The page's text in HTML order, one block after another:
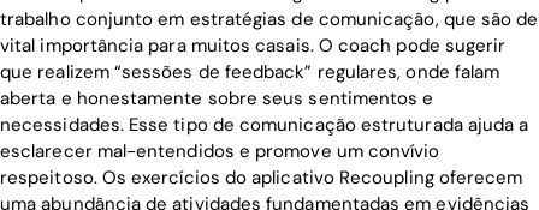
trabalho conjunto em estratégias de comunicação, que são de
vital importância para muitos casais. O coach pode sugerir
que realizem “sessões de feedback” regulares, onde falam
aberta e honestamente sobre seus sentimentos e
necessidades. Esse tipo de comunicação estruturada ajuda a
esclarecer mal-entendidos e promove um convívio
respeitoso. Os exercícios do aplicativo Recoupling oferecem
uma abundância de atividades fundamentadas em evidências